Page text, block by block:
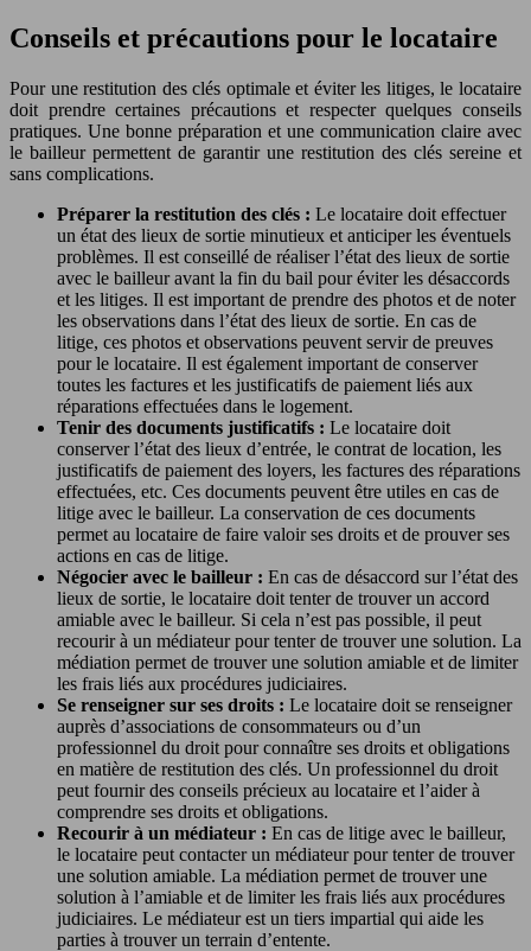
Conseils et précautions pour le locataire
Pour une restitution des clés optimale et éviter les litiges, le locataire
doit prendre certaines précautions et respecter quelques conseils
pratiques. Une bonne préparation et une communication claire avec
le bailleur permettent de garantir une restitution des clés sereine et
sans complications.
Préparer la restitution des clés : Le locataire doit effectuer
un état des lieux de sortie minutieux et anticiper les éventuels
problèmes. Il est conseillé de réaliser l’état des lieux de sortie
avec le bailleur avant la fin du bail pour éviter les désaccords
et les litiges. Il est important de prendre des photos et de noter
les observations dans l’état des lieux de sortie. En cas de
litige, ces photos et observations peuvent servir de preuves
pour le locataire. Il est également important de conserver
toutes les factures et les justificatifs de paiement liés aux
réparations effectuées dans le logement.
Tenir des documents justificatifs : Le locataire doit
conserver l’état des lieux d’entrée, le contrat de location, les
justificatifs de paiement des loyers, les factures des réparations
effectuées, etc. Ces documents peuvent être utiles en cas de
litige avec le bailleur. La conservation de ces documents
permet au locataire de faire valoir ses droits et de prouver ses
actions en cas de litige.
Négocier avec le bailleur : En cas de désaccord sur l’état des
lieux de sortie, le locataire doit tenter de trouver un accord
amiable avec le bailleur. Si cela n’est pas possible, il peut
recourir à un médiateur pour tenter de trouver une solution. La
médiation permet de trouver une solution amiable et de limiter
les frais liés aux procédures judiciaires.
Se renseigner sur ses droits : Le locataire doit se renseigner
auprès d’associations de consommateurs ou d’un
professionnel du droit pour connaître ses droits et obligations
en matière de restitution des clés. Un professionnel du droit
peut fournir des conseils précieux au locataire et l’aider à
comprendre ses droits et obligations.
Recourir à un médiateur : En cas de litige avec le bailleur,
le locataire peut contacter un médiateur pour tenter de trouver
une solution amiable. La médiation permet de trouver une
solution à l’amiable et de limiter les frais liés aux procédures
judiciaires. Le médiateur est un tiers impartial qui aide les
parties à trouver un terrain d’entente.